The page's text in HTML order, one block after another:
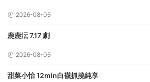
2026-08-06
鹿鹿沄 7.17 劇
2026-08-06
甜菜小怡 12min白襪抓撓純享